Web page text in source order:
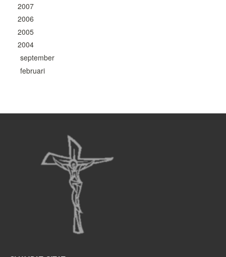
2007
2006
2005
2004
september
februari